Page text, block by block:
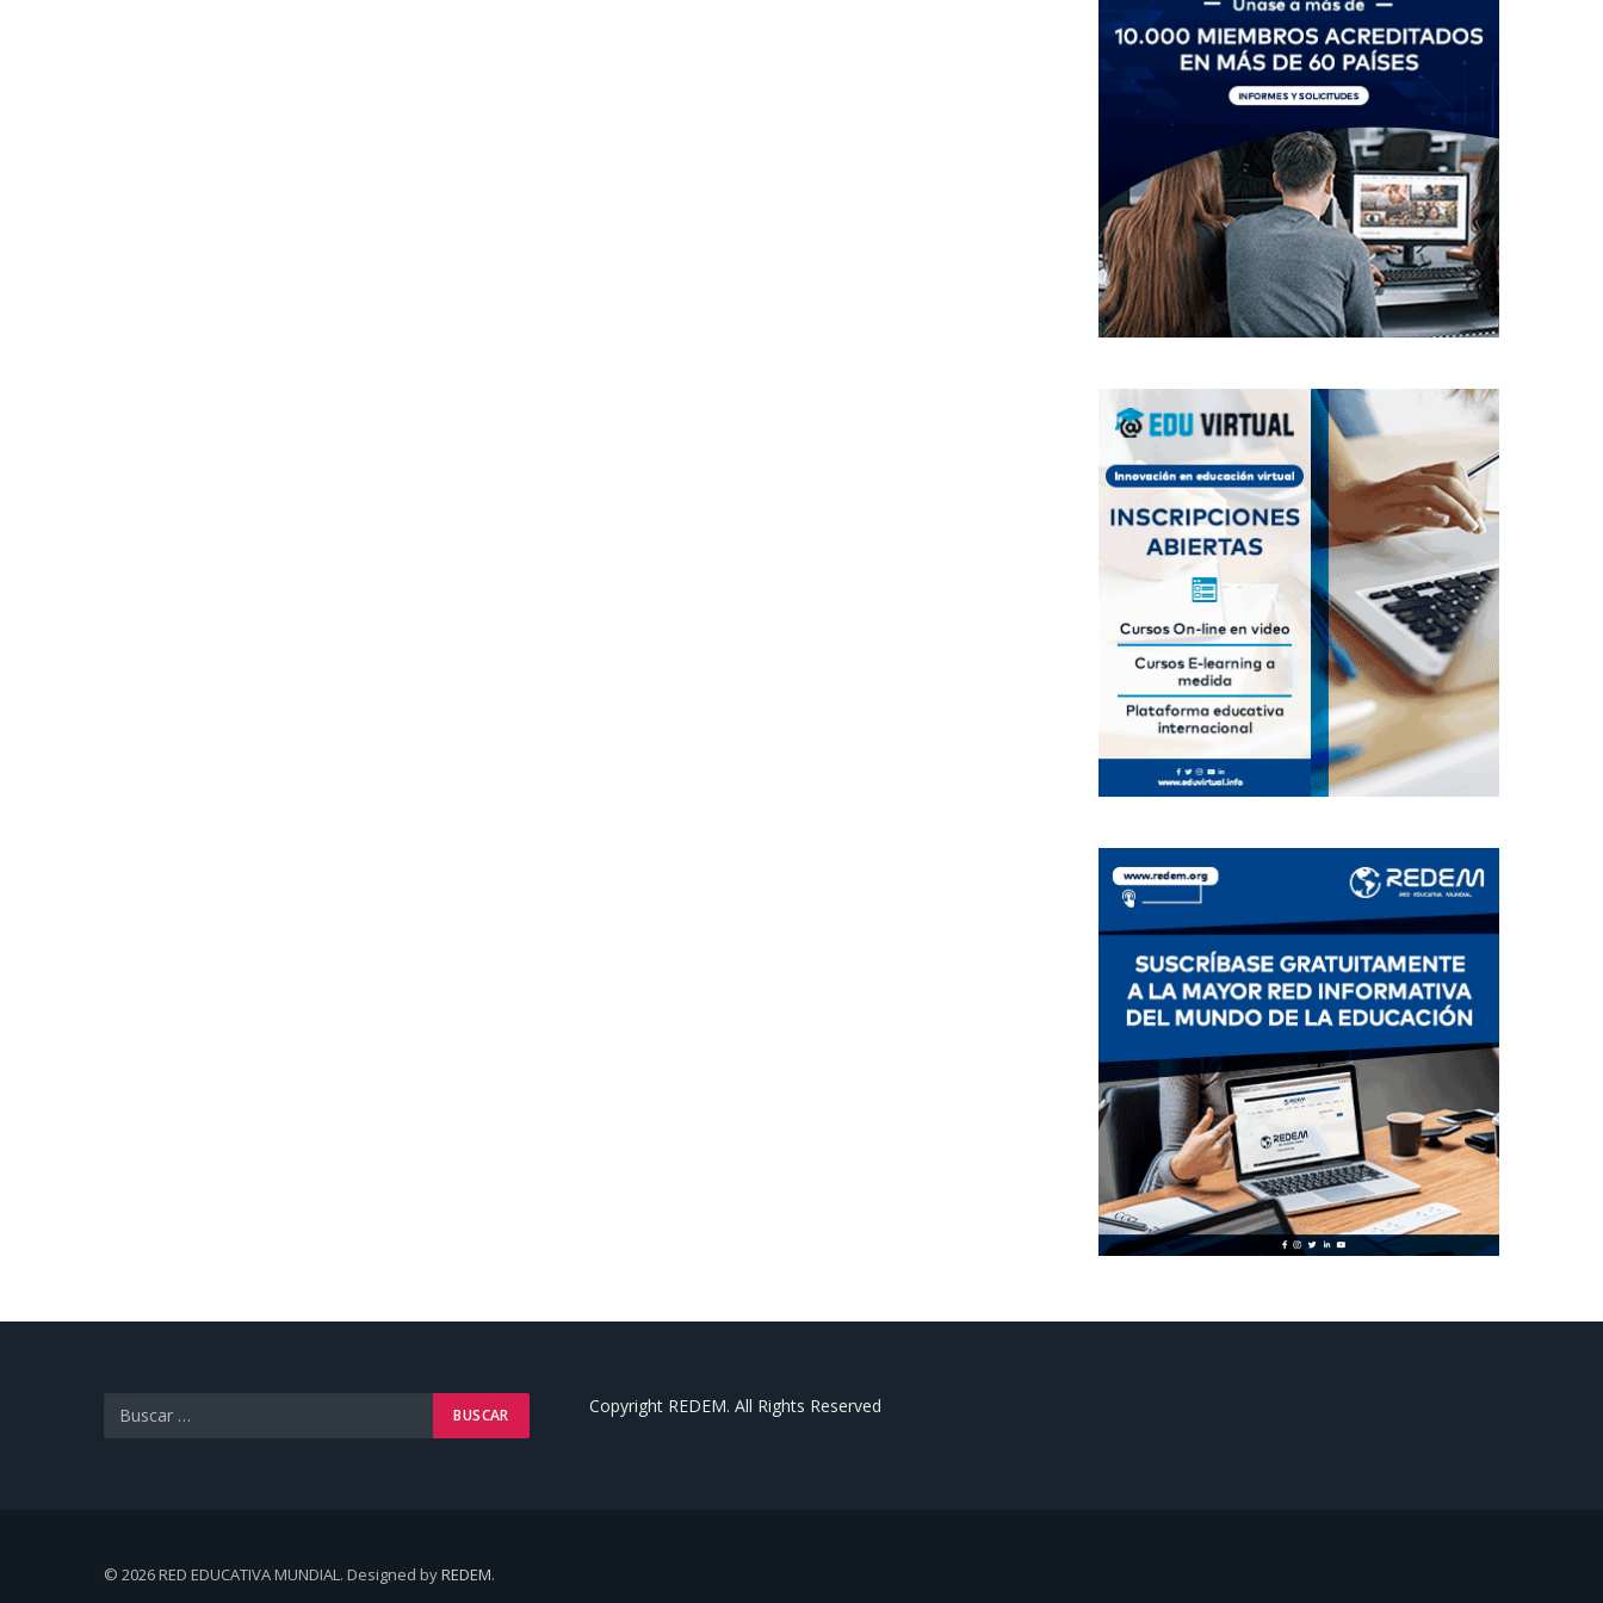
Copyright REDEM. All Rights Reserved
© 2026 RED EDUCATIVA MUNDIAL. Designed byREDEM.